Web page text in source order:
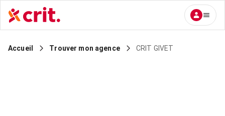
Accueil Trouver mon agence CRIT GIVET